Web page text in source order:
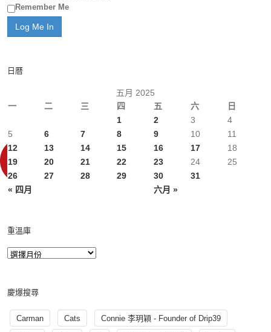
Remember Me
日曆
五月 2025
一
二 三 四 五 六 日
« 四月 六月 »
1 2 3
4
5
6 7 8 9 10
11
12
13 14 15 16 17
18
19
20 21 22 23 24
25
26
27 28 29 30 31
重溫庫
慶爆搜尋
Carman Cats Connie 李玥穎 - Founder of Drip39